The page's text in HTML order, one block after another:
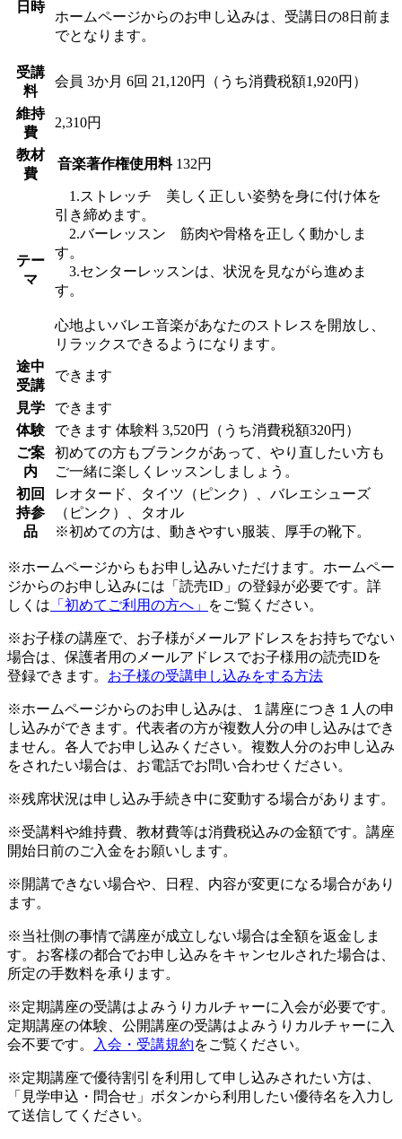
日時
ホームページからのお申し込みは、受講日の8日前ま
でとなります。
受講
料
会員 3か月 6回 21,120円（うち消費税額1,920円）
維持
費
2,310円
教材
費
音楽著作権使用料 132円
テー
マ
1.ストレッチ 美しく正しい姿勢を身に付け体を
引き締めます。
2.バーレッスン 筋肉や骨格を正しく動かしま
す。
3.センターレッスンは、状況を見ながら進めま
す。
心地よいバレエ音楽があなたのストレスを開放し、
リラックスできるようになります。
途中
受講
できます
見学
できます
体験
できます 体験料 3,520円（うち消費税額320円）
ご案
内
初めての方もブランクがあって、やり直したい方も
ご一緒に楽しくレッスンしましょう。
初回
持参
品
レオタード、タイツ（ピンク）、バレエシューズ
（ピンク）、タオル
※初めての方は、動きやすい服装、厚手の靴下。
※ホームページからもお申し込みいただけます。ホームペー
ジからのお申し込みには「読売ID」の登録が必要です。詳
しくは 「初めてご利用の方へ」 をご覧ください。
※お子様の講座で、お子様がメールアドレスをお持ちでない
場合は、保護者用のメールアドレスでお子様用の読売IDを
登録できます。 お子様の受講申し込みをする方法
※ホームページからのお申し込みは、１講座につき１人の申
し込みができます。代表者の方が複数人分の申し込みはでき
ません。各人でお申し込みください。複数人分のお申し込み
をされたい場合は、お電話でお問い合わせください。
※残席状況は申し込み手続き中に変動する場合があります。
※受講料や維持費、教材費等は消費税込みの金額です。講座
開始日前のご入金をお願いします。
※開講できない場合や、日程、内容が変更になる場合があり
ます。
※当社側の事情で講座が成立しない場合は全額を返金しま
す。お客様の都合でお申し込みをキャンセルされた場合は、
所定の手数料を承ります。
※定期講座の受講はよみうりカルチャーに入会が必要です。
定期講座の体験、公開講座の受講はよみうりカルチャーに入
会不要です。
入会・受講規約をご覧ください。
※定期講座で優待割引を利用して申し込みされたい方は、
「見学申込・問合せ」ボタンから利用したい優待名を入力し
て送信してください。